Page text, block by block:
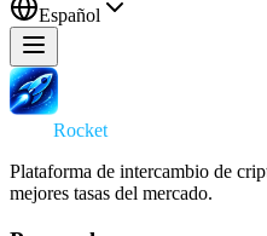
Español
Rocket
Plataforma de intercambio de
mejores tasas del mercado.